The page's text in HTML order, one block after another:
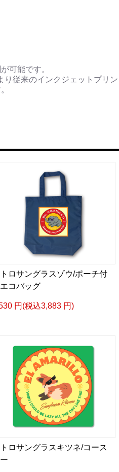
可能です。
従来のインクジェットプリ
ロサングラスゾウ/ポーチ付
コバッグ
円(税込3,883 円)
ロサングラスキツネ/コース